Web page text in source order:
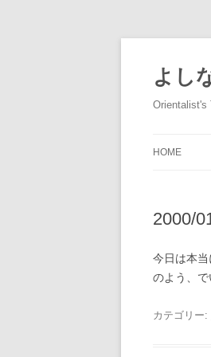
テ
ン
ツ
へ
ス
よし
Orientalist's
HOME
2000/
今日は本
のよう、で
カテゴリー: